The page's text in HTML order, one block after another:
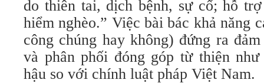
do thiên tai, dịch bệnh, sự cố; hỗ
hiểm nghèo.” Việc bài bác khả năng
công chúng hay không) đứng ra
và phân phối đóng góp từ thiện
hậu so với chính luật pháp Việt Nam.